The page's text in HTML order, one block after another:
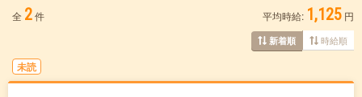
全 2件 平均時給: 1,125 円
新着順 時給順
未読